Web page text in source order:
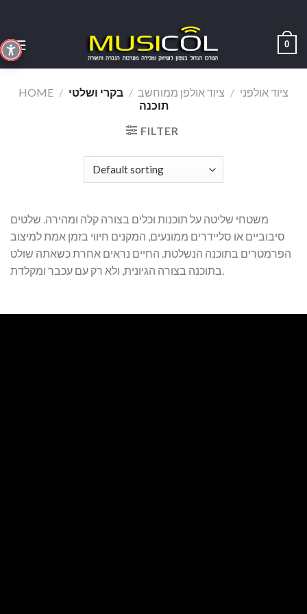
content
0
HOME / ציוד אולפני / ציוד אולפן ממוחשב / בקרי ושלטי
תוכנה
FILTER
משטחי שליטה על תוכנות וכלים בצורה קלה ומהירה. שלטים
סיבוביים או סליידרים ממונעים, המקנים חיווי בזמן אמת למיצוב
הפרמטרים בתוכנה הנשלטת. החיים נראים אחרת כשאתה שולט
בתוכנה בצורה הגיונית, ולא רק עם עכבר ומקלדת.